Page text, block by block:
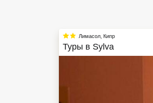
Лимасол Кипр
Туры в Sylva
Северный Гоа